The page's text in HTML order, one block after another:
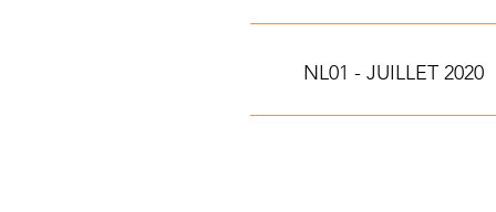
NL01 - JUILLET 2020